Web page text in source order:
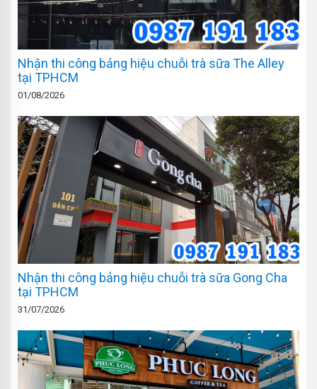
Nhận thi công bảng hiệu chuỗi trà sữa The Alley
tại TPHCM
01/08/2026
Nhận thi công bảng hiệu chuỗi trà sữa Gong Cha
tại TPHCM
31/07/2026